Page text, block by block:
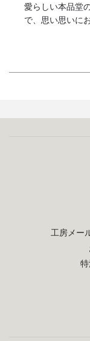
愛らしい本品堂
で、思い思いに
工房メー